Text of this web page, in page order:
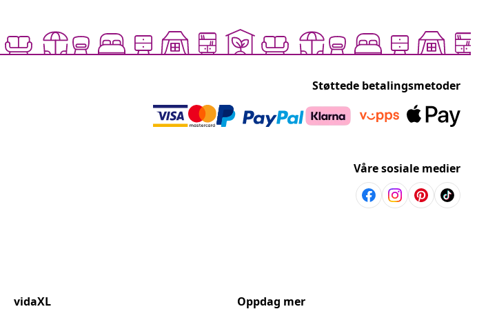
Støttede betalingsmetoder
Våre sosiale medier
vidaXL Oppdag mer